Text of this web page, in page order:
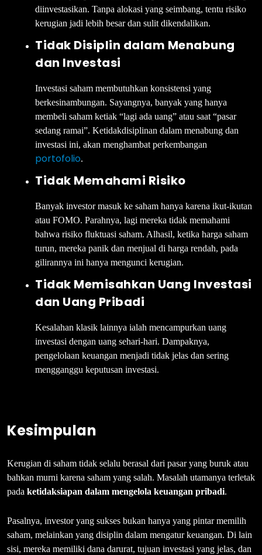
diinvestasikan. Tanpa alokasi yang seimbang, tentu risiko
kerugian jadi lebih besar dan sulit dikendalikan.
Tidak Disiplin dalam Menabung
dan Investasi
Investasi saham membutuhkan konsistensi yang
berkesinambungan. Sayangnya, banyak yang hanya
membeli saham ketiak “lagi ada uang” atau saat “pasar
sedang ramai”. Ketidakdisiplinan dalam menabung dan
investasi ini, akan menghambat perkembangan
portofolio.
Tidak Memahami Risiko
Banyak investor masuk ke saham hanya karena ikut-ikutan
atau FOMO. Parahnya, lagi mereka tidak memahami
bahwa risiko fluktuasi saham. Alhasil, ketika harga saham
turun, mereka panik dan menjual di harga rendah, pada
gilirannya ini hanya mengunci kerugian.
Tidak Memisahkan Uang Investasi
dan Uang Pribadi
Kesalahan klasik lainnya ialah mencampurkan uang
investasi dengan uang sehari-hari. Dampaknya,
pengelolaan keuangan menjadi tidak jelas dan sering
mengganggu keputusan investasi.
Kesimpulan
Kerugian di saham tidak selalu berasal dari pasar yang buruk atau
bahkan murni karena saham yang salah. Masalah utamanya terletak
pada ketidaksiapan dalam mengelola keuangan pribadi.
Pasalnya, investor yang sukses bukan hanya yang pintar memilih
saham, melainkan yang disiplin dalam mengatur keuangan. Di lain
sisi, mereka memiliki dana darurat, tujuan investasi yang jelas, dan